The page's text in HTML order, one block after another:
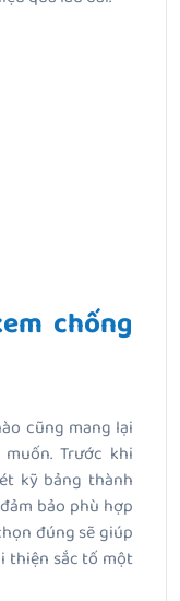
chống
cũng mang lại
Trước khi
kỹ bảng thành
bảo phù hợp
đúng sẽ giúp
thiện sắc tố một